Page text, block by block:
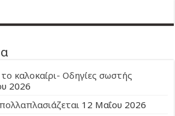
καλοκαίρι- Οδηγίες σωστής
2026
12 Μαΐου 2026